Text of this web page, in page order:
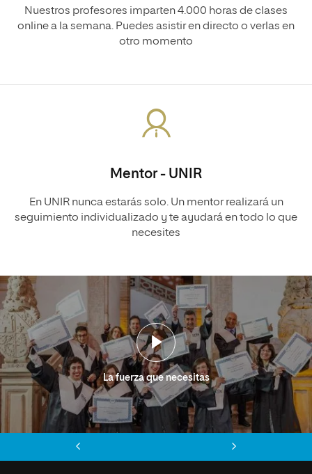
Nuestros profesores imparten 4.000 horas de clases
online a la semana. Puedes asistir en directo o verlas en
otro momento
Mentor - UNIR
En UNIR nunca estarás solo. Un mentor realizará un
seguimiento individualizado y te ayudará en todo lo que
necesites
La fuerza que necesitas